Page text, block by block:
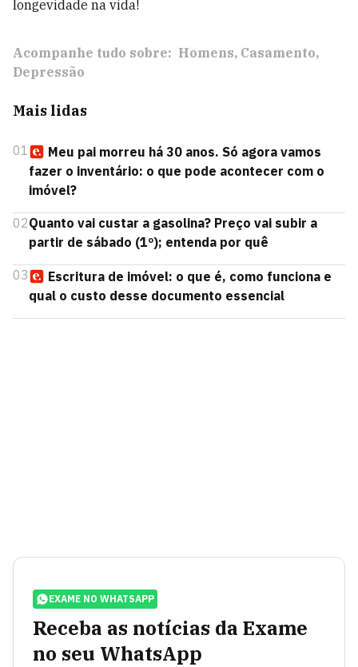
longevidade na vida!
Acompanhe tudo sobre: Homens Casamento
Depressão
Mais lidas
01
Meu pai morreu há 30 anos. Só agora vamos
fazer o inventário: o que pode acontecer com o
imóvel?
02Quanto vai custar a gasolina? Preço vai subir a
partir de sábado (1º); entenda por quê
03
Escritura de imóvel: o que é, como funciona e
qual o custo desse documento essencial
EXAME NO WHATSAPP
Receba as notícias da Exame
no seu WhatsApp